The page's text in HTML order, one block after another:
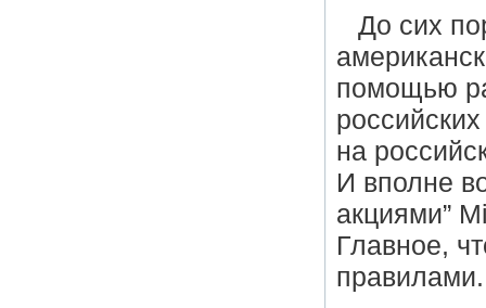
До сих
помощью
на
И вполне
акциями”
Главное,
правилами.